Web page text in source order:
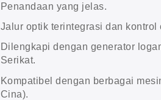
Penandaan yang jelas.
Jalur optik terintegrasi dan kontrol
Dilengkapi dengan generator
Serikat.
Kompatibel dengan berbagai
Cina).